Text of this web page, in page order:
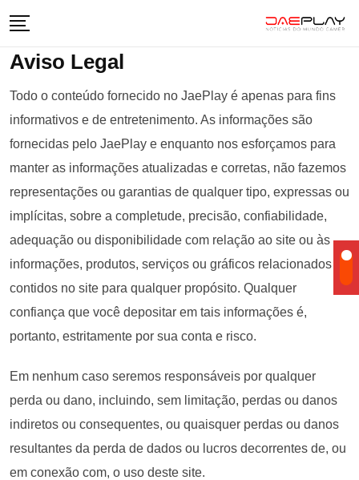
content
Aviso Legal
Todo o conteúdo fornecido no JaePlay é apenas para fins
informativos e de entretenimento. As informações são
fornecidas pelo JaePlay e enquanto nos esforçamos para
manter as informações atualizadas e corretas, não fazemos
representações ou garantias de qualquer tipo, expressas ou
implícitas, sobre a completude, precisão, confiabilidade,
adequação ou disponibilidade com relação ao site ou às
informações, produtos, serviços ou gráficos relacionados
contidos no site para qualquer propósito. Qualquer
confiança que você depositar em tais informações é,
portanto, estritamente por sua conta e risco.
Em nenhum caso seremos responsáveis por qualquer
perda ou dano, incluindo, sem limitação, perdas ou danos
indiretos ou consequentes, ou quaisquer perdas ou danos
resultantes da perda de dados ou lucros decorrentes de, ou
em conexão com, o uso deste site.